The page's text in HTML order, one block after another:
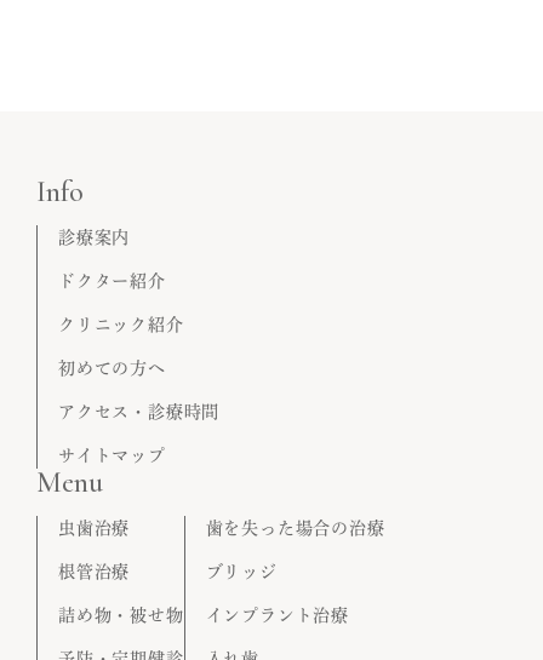
Info
診療案内
ドクター紹介
クリニック紹介
初めての方へ
アクセス・診療時間
サイトマップ
Menu
虫歯治療
根管治療
詰め物・被せ物
歯を失った場合の治療
ブリッジ
インプラント治療